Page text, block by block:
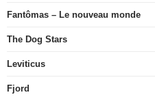
Fantômas – Le nouveau monde
The Dog Stars
Leviticus
Fjord